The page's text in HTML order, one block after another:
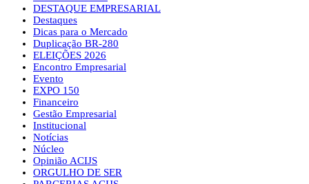
DESTAQUE EMPRESARIAL
Destaques
Dicas para o Mercado
Duplicação BR-280
ELEIÇÕES 2026
Encontro Empresarial
Evento
EXPO 150
Financeiro
Gestão Empresarial
Institucional
Notícias
Núcleo
Opinião ACIJS
ORGULHO DE SER